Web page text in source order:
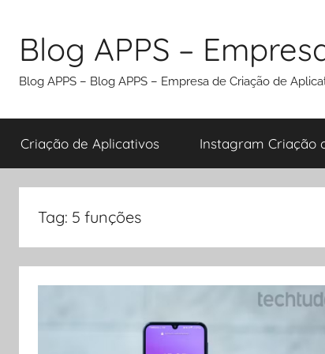
conteúdo
Blog APPS –
Blog APPS – Blog APPS – Empresa de Criação de
Criação de Aplicativos Instagram Criação
Tag: 5 funções